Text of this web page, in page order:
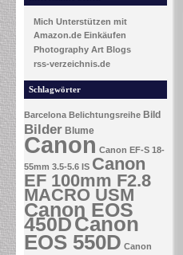
Mich Unterstützen mit
Amazon.de Einkäufen
Photography Art Blogs
rss-verzeichnis.de
Schlagwörter
Barcelona Belichtungsreihe Bild
Bilder Blume
Canon Canon EF-S 18-
55mm 3.5-5.6 IS Canon
EF 100mm F2.8
MACRO USM
Canon EOS
450DCanon
EOS 550D Canon